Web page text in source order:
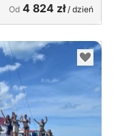
Od 4 824 zł/ dzień